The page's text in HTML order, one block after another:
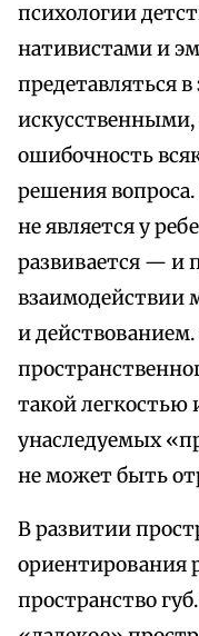
психологии
нативистами и
предетавляться
искусственными,
ошибочность
решения
не является у
развивается — и
взаимодействии
и
такой легкостью
унаследуемых
не может быть
В развитии
ориентирования
пространство